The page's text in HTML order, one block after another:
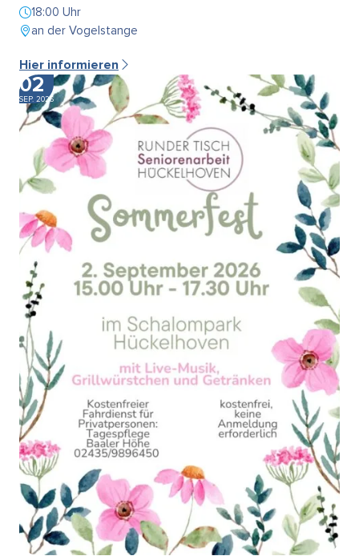
18:00 Uhr
an der Vogelstange
Hier informieren
02
SEP. 2026